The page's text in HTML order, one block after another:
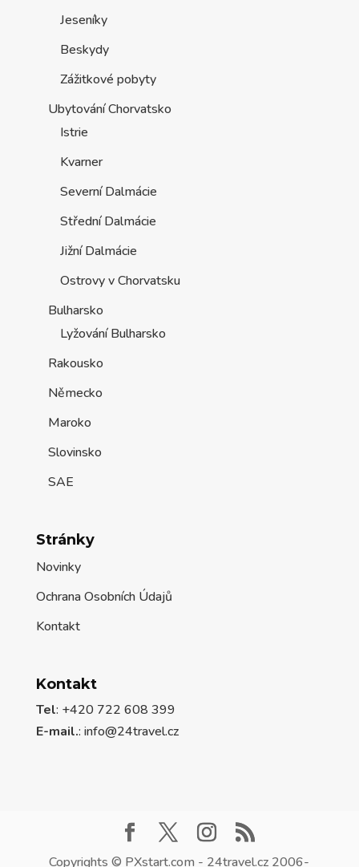
Jeseníky
Beskydy
Zážitkové pobyty
Ubytování Chorvatsko
Istrie
Kvarner
Severní Dalmácie
Střední Dalmácie
Jižní Dalmácie
Ostrovy v Chorvatsku
Bulharsko
Lyžování Bulharsko
Rakousko
Německo
Maroko
Slovinsko
SAE
Stránky
Novinky
Ochrana Osobních Údajů
Kontakt
Kontakt
Tel: +420 722 608 399
E-mail.: info@24travel.cz
Copyrights © PXstart.com - 24travel.cz 2006-